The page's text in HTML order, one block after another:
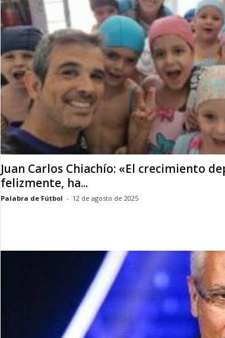
Juan Carlos Chiachío: «El crecimiento
felizmente, ha...
Palabra de Fútbol - 12 de agosto de 2025